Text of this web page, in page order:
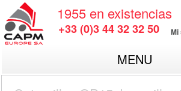
1955 en existencias
+33 (0)3 44 32 32 50 Mi
MENU